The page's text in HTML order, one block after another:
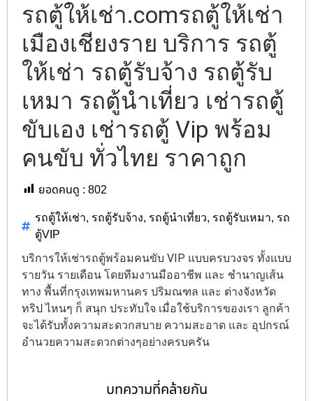
รถตู้ให้เช่า.comรถตู้ให้เช่า
เมืองเชียงราย บริการ รถตู้
ให้เช่า รถตู้รับจ้าง รถตู้รับ
เหมา รถตู้นำเที่ยว เช่ารถตู้
ขับเอง เช่ารถตู้ Vip พร้อม
คนขับ ทั่วไทย ราคาถูก
ยอดคนดู : 802
รถตู้ให้เช่า, รถตู้รับจ้าง, รถตู้นำเที่ยว, รถตู้รับเหมา, รถ
ตู้VIP
บริการให้เช่ารถตู้พร้อมคนขับ VIP แบบครบวงจร ทั้งแบบ
รายวัน รายเดือน โดยทีมงานมืออาชีพ และ ชำนาญเส้น
ทาง พื้นที่กรุงเทพมหานคร ปริมณฑล และ ต่างจังหวัด
ทริป ไหนๆ ก็ สนุก ประทับใจ เมื่อใช้บริการของเรา ลูกค้า
จะได้รับทั้งความสะดวกสบาย ความสะอาด และ อุปกรณ์
อำนวยความสะดวกต่างๆอย่างครบครัน
บทความที่คล้ายกัน